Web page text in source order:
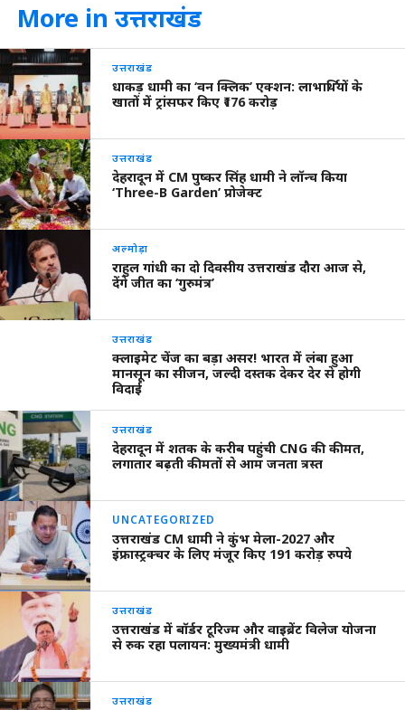
More in उत्तराखंड
उत्तराखंड
धाकड़ धामी का ‘वन क्लिक’ एक्शन: लाभार्थियों के
खातों में ट्रांसफर किए ₹176 करोड़
उत्तराखंड
देहरादून में CM पुष्कर सिंह धामी ने लॉन्च किया
‘Three-B Garden’ प्रोजेक्ट
अल्मोड़ा
राहुल गांधी का दो दिवसीय उत्तराखंड दौरा आज से,
देंगे जीत का ‘गुरुमंत्र’
उत्तराखंड
क्लाइमेट चेंज का बड़ा असर! भारत में लंबा हुआ
मानसून का सीजन, जल्दी दस्तक देकर देर से होगी
विदाई
उत्तराखंड
देहरादून में शतक के करीब पहुंची CNG की कीमत,
लगातार बढ़ती कीमतों से आम जनता त्रस्त
UNCATEGORIZED
उत्तराखंड CM धामी ने कुंभ मेला-2027 और
इंफ्रास्ट्रक्चर के लिए मंजूर किए 191 करोड़ रुपये
उत्तराखंड
उत्तराखंड में बॉर्डर टूरिज्म और वाइब्रेंट विलेज योजना
से रुक रहा पलायन: मुख्यमंत्री धामी
उत्तराखंड